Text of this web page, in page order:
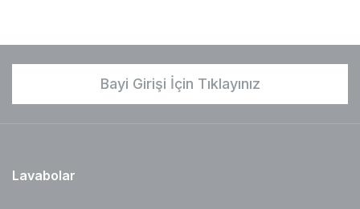
Bayi Girişi İçin Tıklayınız
Lavabolar